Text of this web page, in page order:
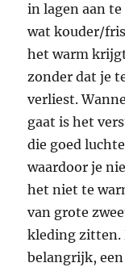
in lagen aan
wat kouder/
het warm
zonder dat je
verliest.
gaat is het
die goed
waardoor je
het niet te
van grote
kleding zitten.
belangrijk,